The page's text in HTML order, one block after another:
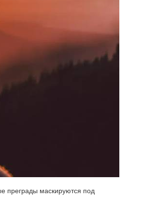
преграды маскируются под